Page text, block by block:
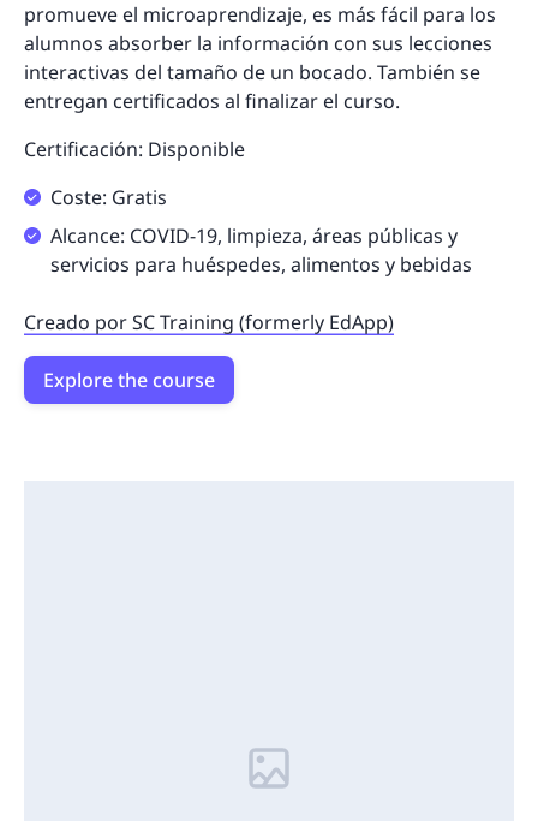
promueve el microaprendizaje, es más fácil para los
alumnos absorber la información con sus lecciones
interactivas del tamaño de un bocado. También se
entregan certificados al finalizar el curso.
Certificación: Disponible
Coste: Gratis
Alcance: COVID-19, limpieza, áreas públicas y
servicios para huéspedes, alimentos y bebidas
Creado por SC Training (formerly EdApp)
Explore the course